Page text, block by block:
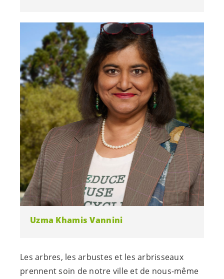
Uzma Khamis Vannini
Les arbres, les arbustes et les arbrisseaux
prennent soin de notre ville et de nous-même